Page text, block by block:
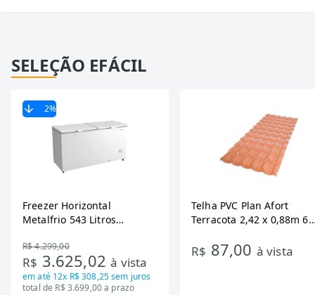
SELEÇÃO EFÁCIL
2%
Freezer Horizontal
Metalfrio 543 Litros
Tecnologia Inverter, Branco,
Bivolt
R$ 4.299,00
R$ 3.625,02à vista
em até 12x R$ 308,25sem juros
total de R$ 3.699,00 a prazo
Telha PVC Plan Afort
Terracota 2,42 x 0,88m 6
R$ 87,00 à vista